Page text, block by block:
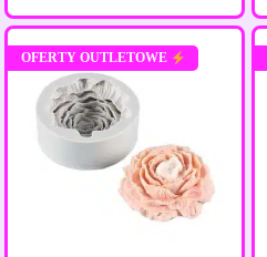
OFERTY OUTLETOWE